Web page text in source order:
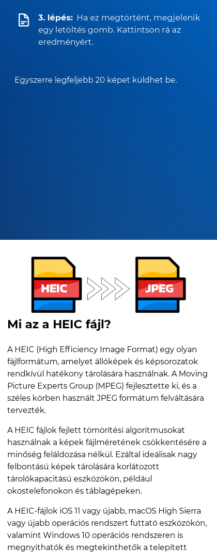
3. lépés: Ha ez megtörtént, megjelenik
egy letöltés gomb. Kattintson rá az
eredményért.
Egyszerre legfeljebb 20 képet küldhet be.
Mi az a HEIC fájl?
A HEIC (High Efficiency Image Format) egy olyan
fájlformátum, amelyet állóképek és képsorozatok
rendkívül hatékony tárolására használnak. A Moving
Picture Experts Group (MPEG) fejlesztette ki, és a
széles körben használt JPEG formátum felváltására
tervezték.
A HEIC fájlok fejlett tömörítési algoritmusokat
használnak a képek fájlméretének csökkentésére a
minőség feláldozása nélkül. Ezáltal ideálisak nagy
felbontású képek tárolására korlátozott
tárolókapacitású eszközökön, például
okostelefonokon és táblagépeken.
A HEIC-fájlok iOS 11 vagy újabb, macOS High Sierra
vagy újabb operációs rendszert futtató eszközökön,
valamint Windows 10 operációs rendszeren is
megnyithatók és megtekinthetők a telepített